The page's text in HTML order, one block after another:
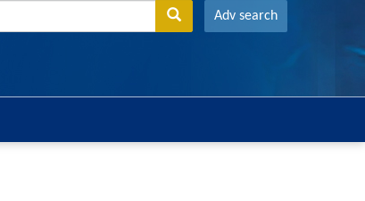
Adv search